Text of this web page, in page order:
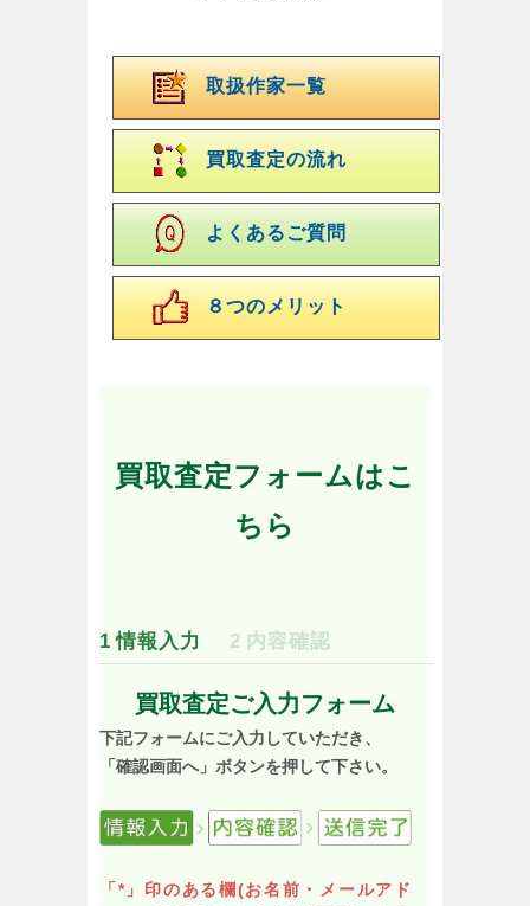
取扱作家一覧
買取査定の流れ
よくあるご質問
８つのメリット
買取査定フォームはこ
ちら
1 情報入力 2 内容確認
買取査定ご入力フォーム
下記フォームにご入力していただき、
「確認画面へ」ボタンを押して下さい。
「*」印のある欄(お名前・メールアド